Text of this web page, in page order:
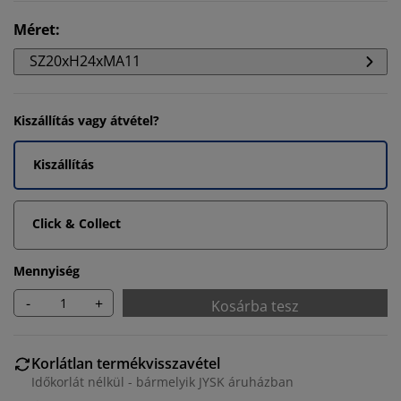
Méret:
SZ20xH24xMA11
Kiszállítás vagy átvétel?
Kiszállítás
Click & Collect
Mennyiség
- + Kosárba tesz
Korlátlan termékvisszavétel
Időkorlát nélkül - bármelyik JYSK áruházban